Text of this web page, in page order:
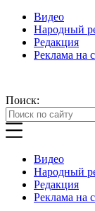
Видео
Народный
Редакция
Реклама на
Поиск:
Видео
Народный
Редакция
Реклама на